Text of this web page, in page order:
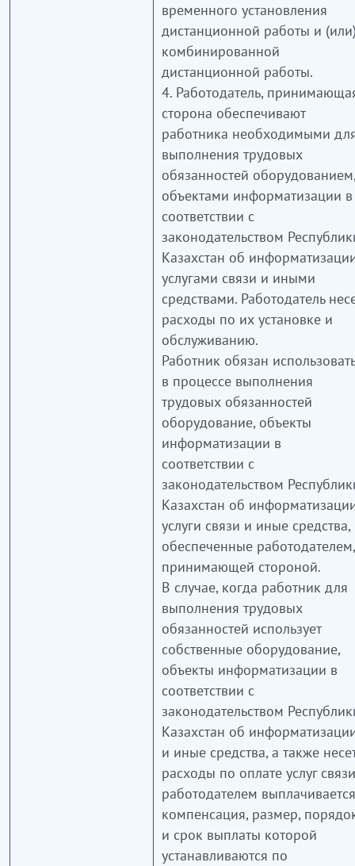
временного установления
дистанционной работы и
комбинированной
дистанционной работы.
4. Работодатель,
сторона обеспечивают
работника необходимыми
выполнения трудовых
обязанностей оборудованием,
объектами информатизации в
соответствии с
законодательством
Казахстан об
услугами связи и иными
средствами. Работодатель
расходы по их установке и
обслуживанию.
Работник обязан использовать
в процессе выполнения
трудовых обязанностей
оборудование, объекты
информатизации в
соответствии с
законодательством
Казахстан об
услуги связи и иные средства,
обеспеченные работодателем,
принимающей стороной.
В случае, когда работник для
выполнения трудовых
обязанностей использует
собственные оборудование,
объекты информатизации в
соответствии с
законодательством
Казахстан об
и иные средства, а также
расходы по оплате услуг
работодателем выплачивается
компенсация, размер,
и срок выплаты которой
устанавливаются по